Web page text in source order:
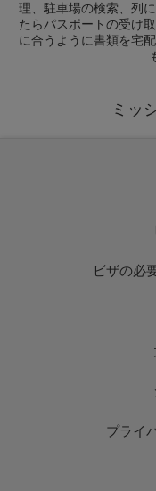
理、駐車場の検索、列
たらパスポートの受け
に合うように書類を宅
ミッ
ビザの必
プライ